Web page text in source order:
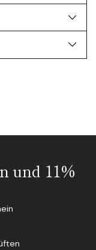
und 11%